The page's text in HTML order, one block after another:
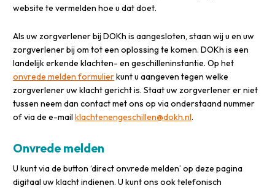
website te vermelden hoe u dat doet.
Als uw zorgverlener bij DOKh is aangesloten, staan wij u en uw
zorgverlener bij om tot een oplossing te komen. DOKh is een
landelijk erkende klachten- en geschilleninstantie. Op het
onvrede melden formulierkunt u aangeven tegen welke
zorgverlener uw klacht gericht is. Staat uw zorgverlener er niet
tussen neem dan contact met ons op via onderstaand nummer
of via de e-mailklachtenengeschillen@dokh.nl.
Onvrede melden
U kunt via de button ‘direct onvrede melden’ op deze pagina
digitaal uw klacht indienen. U kunt ons ook telefonisch